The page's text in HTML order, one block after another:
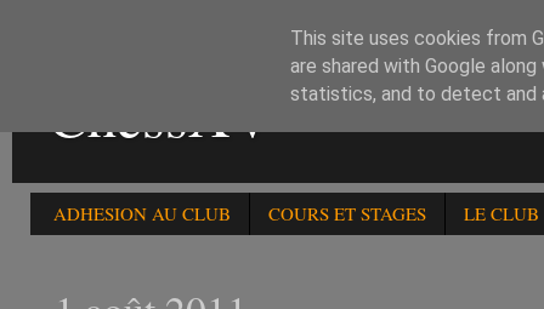
ChessXV
ADHESION AU CLUB COURS ET STAGES LE CLUB
This site uses cookies from
are shared with Google
statistics, and to detect and